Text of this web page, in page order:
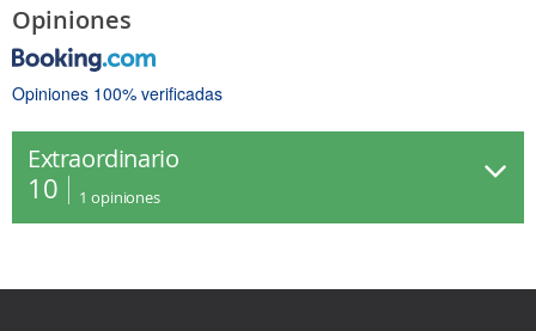
Opiniones
Opiniones 100% verificadas
Extraordinario
10 1 opiniones